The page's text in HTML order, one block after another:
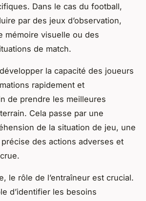
Dans le cas du football,
par des jeux d’observation,
mémoire visuelle ou des
de match.
la capacité des joueurs
rapidement et
de prendre les meilleures
Cela passe par une
de la situation de jeu, une
des actions adverses et
le rôle de l’entraîneur est crucial.
d’identifier les besoins